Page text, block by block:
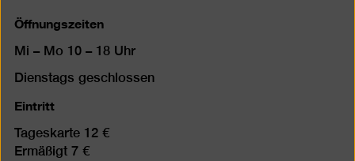
Öffnungszeiten
Mi – Mo 10 – 18 Uhr
Dienstags geschlossen
Eintritt
Tageskarte 12 €
Ermäßigt 7 €